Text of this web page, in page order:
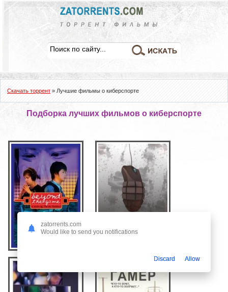
Скачать торрент » Лучшие фильмы о киберспорте
Подборка лучших фильмов о киберспорте
zatorrents.com
Would like to send you notifications
Discard Allow